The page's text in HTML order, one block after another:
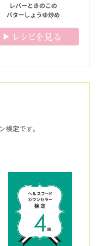
レバーときのこの
バターしょうゆ炒め
定です。